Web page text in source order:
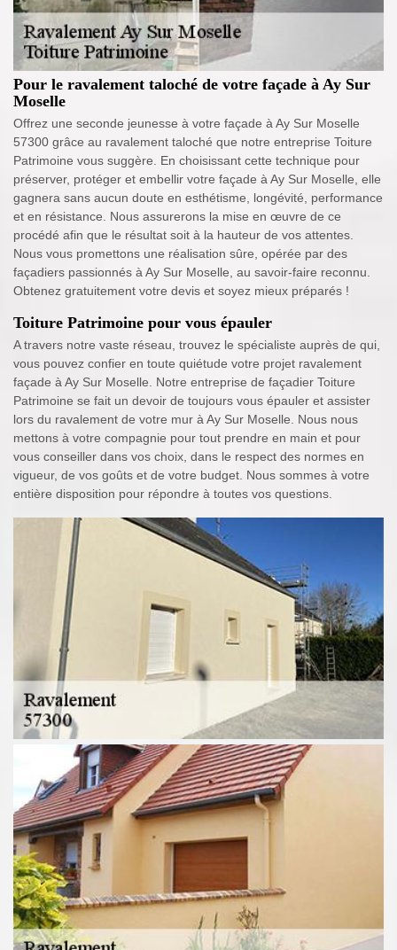
Pour le ravalement taloché de votre façade à Ay Sur
Moselle
Offrez une seconde jeunesse à votre façade à Ay Sur Moselle
57300 grâce au ravalement taloché que notre entreprise Toiture
Patrimoine vous suggère. En choisissant cette technique pour
préserver, protéger et embellir votre façade à Ay Sur Moselle, elle
gagnera sans aucun doute en esthétisme, longévité, performance
et en résistance. Nous assurerons la mise en œuvre de ce
procédé afin que le résultat soit à la hauteur de vos attentes.
Nous vous promettons une réalisation sûre, opérée par des
façadiers passionnés à Ay Sur Moselle, au savoir-faire reconnu.
Obtenez gratuitement votre devis et soyez mieux préparés !
Toiture Patrimoine pour vous épauler
A travers notre vaste réseau, trouvez le spécialiste auprès de qui,
vous pouvez confier en toute quiétude votre projet ravalement
façade à Ay Sur Moselle. Notre entreprise de façadier Toiture
Patrimoine se fait un devoir de toujours vous épauler et assister
lors du ravalement de votre mur à Ay Sur Moselle. Nous nous
mettons à votre compagnie pour tout prendre en main et pour
vous conseiller dans vos choix, dans le respect des normes en
vigueur, de vos goûts et de votre budget. Nous sommes à votre
entière disposition pour répondre à toutes vos questions.